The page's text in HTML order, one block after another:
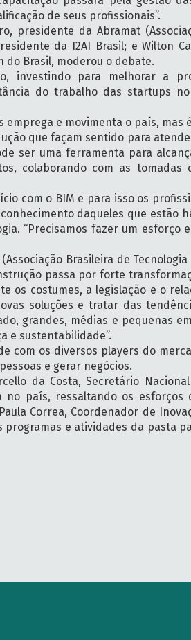
de seus profissionais”.
presidente da Abramat
da I2AI Brasil; e Wilton
do Brasil, moderou o debate.
investindo para melhorar a
do trabalho das startups
emprega e movimenta o país, mas
que façam sentido para
ser uma ferramenta para
colaborando com as tomadas
com o BIM e para isso os
daqueles que estão
“Precisamos fazer um esforço
Brasileira de
passa por forte
os costumes, a legislação e o
soluções e tratar das
grandes, médias e pequenas
e sustentabilidade”.
com os diversos players do
e gerar negócios.
da Costa, Secretário
país, ressaltando os esforços
Correa, Coordenador de
programas e atividades da pasta